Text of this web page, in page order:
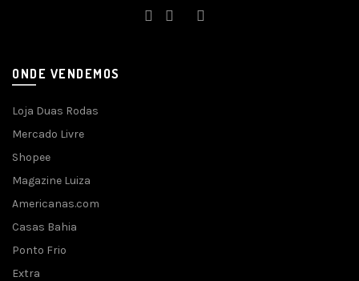
ONDE VENDEMOS
Loja Duas Rodas
Mercado Livre
Shopee
Magazine Luiza
Americanas.com
Casas Bahia
Ponto Frio
Extra